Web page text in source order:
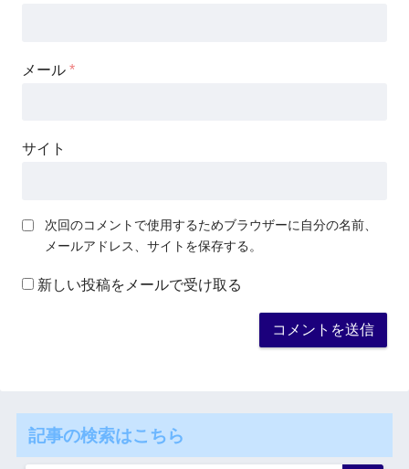
メール *
サイト
次回のコメントで使用するためブラウザーに自分の名前、
メールアドレス、サイトを保存する。
新しい投稿をメールで受け取る
記事の検索はこちら